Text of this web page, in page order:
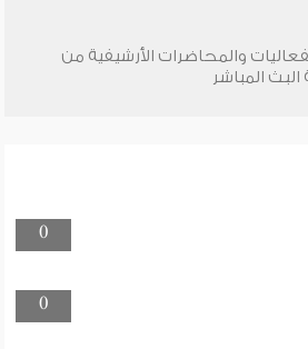
والمحاضرات الأرشيفية من
المباشر
0
0